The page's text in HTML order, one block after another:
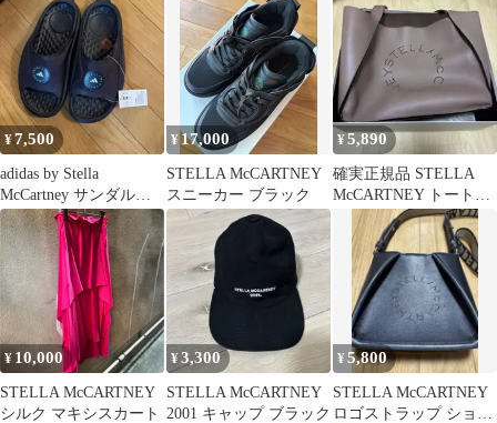
ラック
¥7,500
adidas by Stella
McCartney サンダル
新品未使用
¥ 17,000
STELLA McCARTNEY
スニーカー ブラック
¥5,890
確実正規品 STELLA
McCARTNEY トートバ
ッグ ステラマッカート
ニー
¥ 10,000
STELLA McCARTNEY
シルク マキシスカート
¥3,300
STELLA McCARTNEY
2001 キャップ ブラック
¥5,800
STELLA McCARTNEY
ロゴストラップ ショル